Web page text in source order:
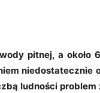
pitnej, a około
niedostatecznie
ludności